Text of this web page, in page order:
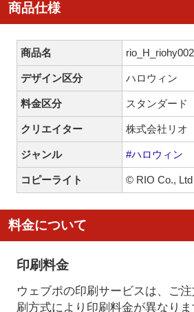
商品仕様
商品名 rio_H_riohy002
デザイン区分 ハロウィン
料金区分 スタンダード
クリエイター 株式会社リオ
ジャンル #ハロウィン
コピーライト © RIO Co., Ltd
料金について
印刷料金
ウェブポの印刷サービスは、ご
刷方式により印刷料金が異なり